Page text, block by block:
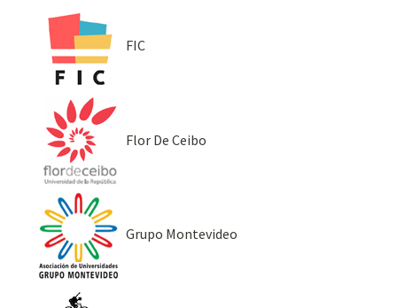
FIC
Flor De Ceibo
Grupo Montevideo